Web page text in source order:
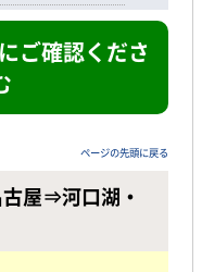
ご確認くださ
ページの先頭に戻る
古屋⇒河口湖・